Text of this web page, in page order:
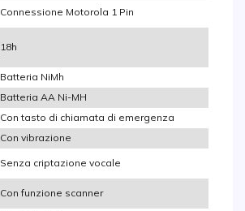
Connessione Motorola 1 Pin
18h
Batteria NiMh
Batteria AA Ni-MH
Con tasto di chiamata di emergenza
Con vibrazione
Senza criptazione vocale
Con funzione scanner